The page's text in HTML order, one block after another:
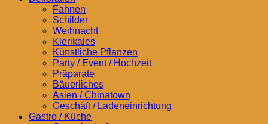
Fahnen
Schilder
Weihnacht
Klerikales
Künstliche Pflanzen
Party / Event / Hochzeit
Präparate
Bäuerliches
Asien / Chinatown
Geschäft / Ladeneinrichtung
Gastro / Küche